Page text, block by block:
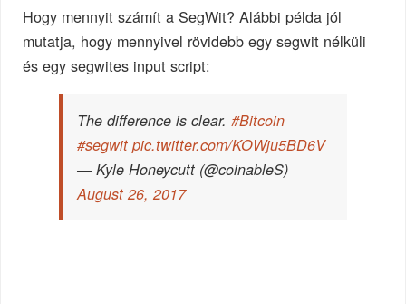
Hogy mennyit számít a SegWit? Alábbi példa jól
mutatja, hogy mennyivel rövidebb egy segwit nélküli
és egy segwites input script:
The difference is clear.#Bitcoin
#segwit pic.twitter.com/KOWju5BD6V
— Kyle Honeycutt (@coinableS)
August 26, 2017